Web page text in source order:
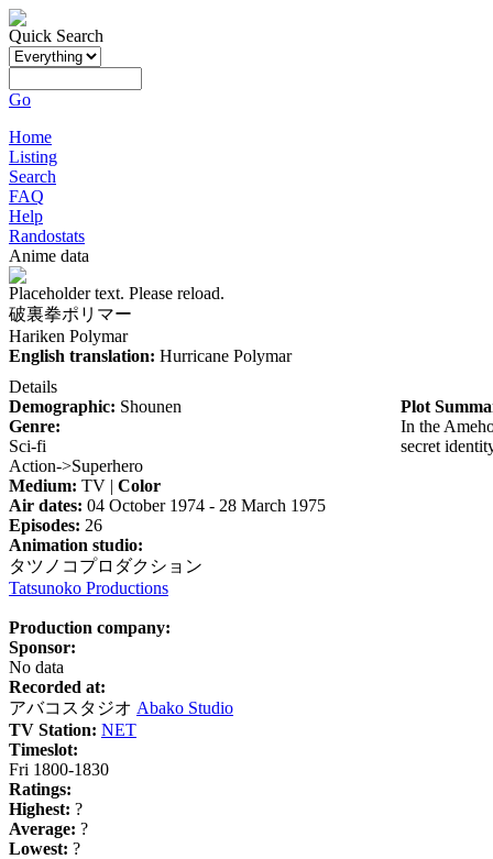
Quick Search
Go
Home
Listing
Search
FAQ
Help
Randostats
Anime data
Placeholder text. Please reload.
破裏拳ポリマー
Hariken Polymar
English translation: Hurricane Polymar
Details
Demographic: Shounen
Genre:
Sci-fi
Action->Superhero
Medium: TV | Color
Air dates: 04 October 1974 - 28 March 1975
Episodes: 26
Animation studio:
タツノコプロダクション
Tatsunoko Productions
Production company:
Sponsor:
No data
Recorded at:
アバコスタジオ Abako Studio
TV Station: NET
Timeslot:
Fri 1800-1830
Ratings:
Highest: ?
Average: ?
Lowest: ?
Plot
In the
secret